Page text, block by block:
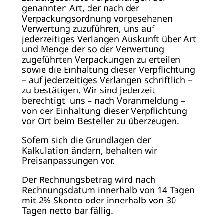
genannten Art, der nach der
Verpackungsordnung vorgesehenen
Verwertung zuzuführen, uns auf
jederzeitiges Verlangen Auskunft über Art
und Menge der so der Verwertung
zugeführten Verpackungen zu erteilen
sowie die Einhaltung dieser Verpflichtung
– auf jederzeitiges Verlangen schriftlich –
zu bestätigen. Wir sind jederzeit
berechtigt, uns – nach Voranmeldung –
von der Einhaltung dieser Verpflichtung
vor Ort beim Besteller zu überzeugen.
Sofern sich die Grundlagen der
Kalkulation ändern, behalten wir
Preisanpassungen vor.
Der Rechnungsbetrag wird nach
Rechnungsdatum innerhalb von 14 Tagen
mit 2% Skonto oder innerhalb von 30
Tagen netto bar fällig.